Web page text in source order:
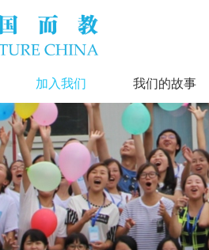
加入我们 我们的故事